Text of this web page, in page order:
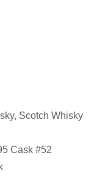
, Scotch Whisky
Cask #52